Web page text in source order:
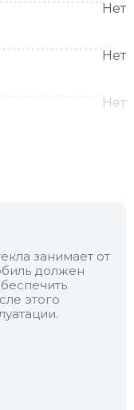
Нет
Нет
Нет
занимает от
должен
этого